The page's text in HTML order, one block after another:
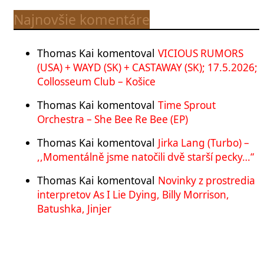
Najnovšie komentáre
Thomas Kai komentoval VICIOUS RUMORS
(USA) + WAYD (SK) + CASTAWAY (SK); 17.5.2026;
Collosseum Club – Košice
Thomas Kai komentoval Time Sprout
Orchestra – She Bee Re Bee (EP)
Thomas Kai komentoval Jirka Lang (Turbo) –
,,Momentálně jsme natočili dvě starší pecky…“
Thomas Kai komentoval Novinky z prostredia
interpretov As I Lie Dying, Billy Morrison,
Batushka, Jinjer